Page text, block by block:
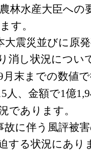
林水産大臣への
す。
大震災並びに原
消し状況につい
月末までの数値
人、金額で1億
であります。
故に伴う風評被
する状況にあ